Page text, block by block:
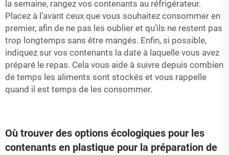
la semaine, rangez vos contenants au réfrigérateur.
Placez à l’avant ceux que vous souhaitez consommer en
premier, afin de ne pas les oublier et qu’ils ne restent pas
trop longtemps sans être mangés. Enfin, si possible,
indiquez sur vos contenants la date à laquelle vous avez
préparé le repas. Cela vous aide à suivre depuis combien
de temps les aliments sont stockés et vous rappelle
quand il est temps de les consommer.
Où trouver des options écologiques pour les
contenants en plastique pour la préparation de